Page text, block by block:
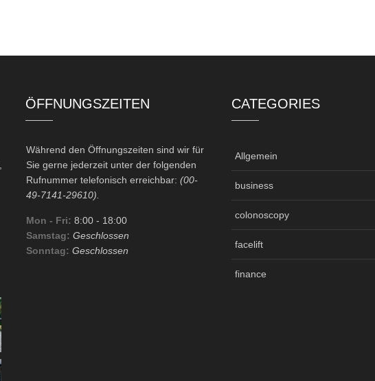
ÖFFNUNGSZEITEN
Während den Öffnungszeiten sind wir für
Sie gerne jederzeit unter der folgenden
Rufnummer telefonisch erreichbar: (00-
49-7141-29610).
Mon - Fri: 8:00 - 18:00
Samstag: Geschlossen
Sonntag: Geschlossen
CATEGORIES
Allgemein
business
colonoscopy
facelift
finance